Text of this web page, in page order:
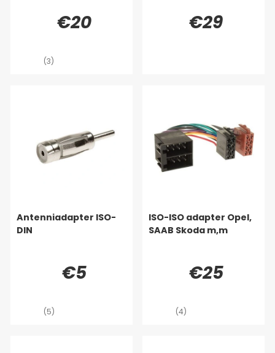
€20
(3)
€29
Antenniadapter ISO-
DIN
€5
(5)
ISO-ISO adapter Opel,
SAAB Skoda m,m
€25
(4)